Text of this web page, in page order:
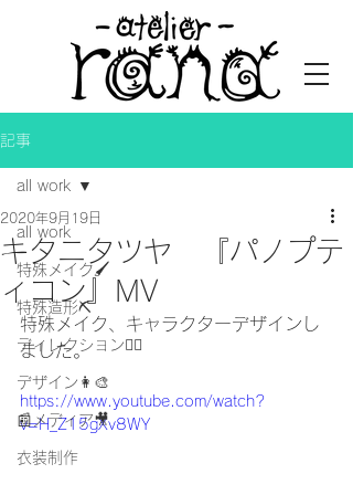
記事
all work
特殊メイク🖌
特殊造形⛏
ディレクション👯‍♀️
デザイン👩‍🎨
📰メディア🎥
衣装制作
all work
キタニタツヤ 『パノプテ
ィコン』MV
2020年9月19日
特殊メイク、キャラクターデザインし
ました。
https://www.youtube.com/watch?
v=H_Z15gXv8WY